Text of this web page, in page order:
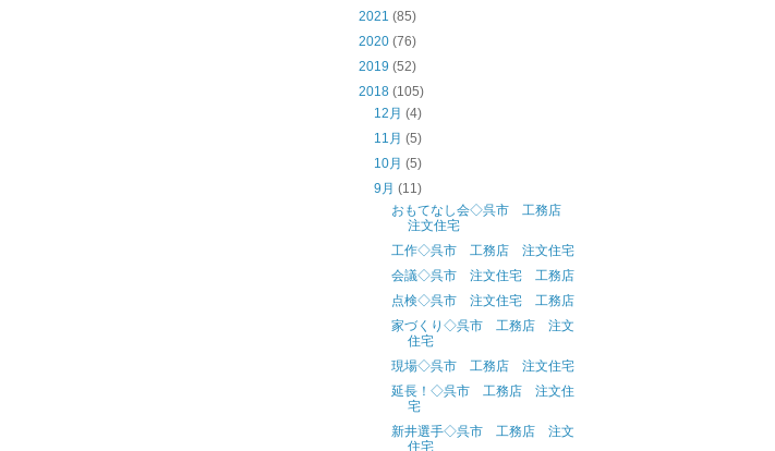
2021 (85)
2020 (76)
2019 (52)
2018 (105)
12月 (4)
11月 (5)
10月 (5)
9月 (11)
おもてなし会◇呉市 工務店
注文住宅
工作◇呉市 工務店 注文住宅
会議◇呉市 注文住宅 工務店
点検◇呉市 注文住宅 工務店
家づくり◇呉市 工務店 注文
住宅
現場◇呉市 工務店 注文住宅
延長！◇呉市 工務店 注文住
宅
新井選手◇呉市 工務店 注文
住宅